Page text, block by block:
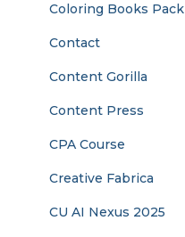
Coloring Books Pack
Contact
Content Gorilla
Content Press
CPA Course
Creative Fabrica
CU AI Nexus 2025